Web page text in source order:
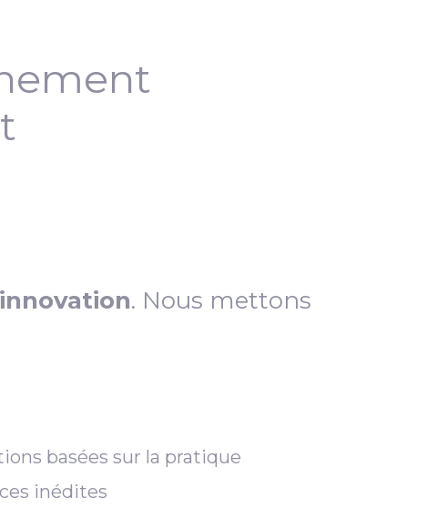
innovation. Nous mettons
basées sur la pratique
inédites